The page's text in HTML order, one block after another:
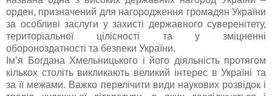
орден, призначений для нагородження громадян України
за особливі заслуги у захисті державного суверенітету,
територіальної цілісності та у зміцненні
обороноздатності та безпеки України.
Ім’я Богдана Хмельницького і його діяльність протягом
кількох століть викликають великий інтерес в Україні та
за її межами. Важко перелічити види наукових розвідок і